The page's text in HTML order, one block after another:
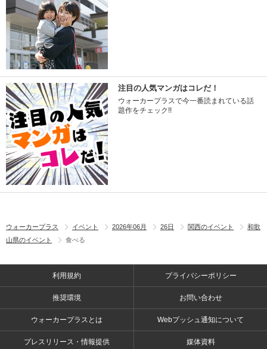
注目の人気マンガはコレだ！
ウォーカープラスで今一番読まれている話
題作をチェック!!
ウォーカープラス イベント 2026年06月 26日 関西のイベント
和歌
山県のイベント
食べる
利用規約 プライバシーポリシー
推奨環境 お問い合わせ
ウォーカープラスとは Webプッシュ通知について
プレスリリース・情報提供 媒体資料